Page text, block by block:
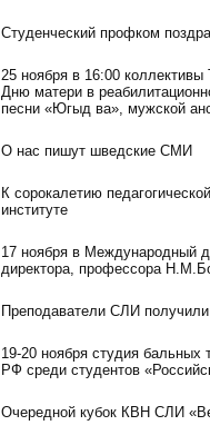
Студенческий профком
25 ноября в 16:00
Дню матери в
песни «Югыд ва», мужской
О нас пишут шведские СМИ
К сорокалетию
институте
17 ноября в Международный
директора, профессора
Преподаватели СЛИ
19-20 ноября студия
РФ среди студентов
Очередной кубок КВН СЛИ